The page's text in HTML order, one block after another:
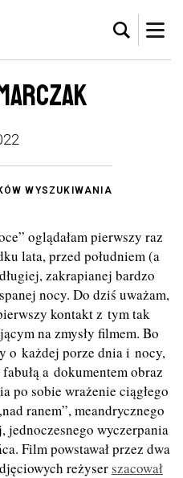
WYSZUKIWANIA
oglądałam pierwszy raz
lata, przed południem (a
zakrapianej bardzo
nocy. Do dziś uważam,
kontakt z tym tak
na zmysły filmem. Bo
o każdej porze dnia i nocy,
a dokumentem obraz
po sobie wrażenie ciągłego
ranem”, meandrycznego
jednoczesnego wyczerpania
Film powstawał przez dwa
reżyser szacował